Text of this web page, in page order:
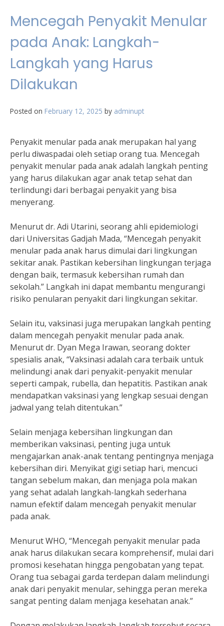
Mencegah Penyakit Menular
pada Anak: Langkah-
Langkah yang Harus
Dilakukan
Posted on February 12, 2025 by adminupt
Penyakit menular pada anak merupakan hal yang
perlu diwaspadai oleh setiap orang tua. Mencegah
penyakit menular pada anak adalah langkah penting
yang harus dilakukan agar anak tetap sehat dan
terlindungi dari berbagai penyakit yang bisa
menyerang.
Menurut dr. Adi Utarini, seorang ahli epidemiologi
dari Universitas Gadjah Mada, “Mencegah penyakit
menular pada anak harus dimulai dari lingkungan
sekitar anak. Pastikan kebersihan lingkungan terjaga
dengan baik, termasuk kebersihan rumah dan
sekolah.” Langkah ini dapat membantu mengurangi
risiko penularan penyakit dari lingkungan sekitar.
Selain itu, vaksinasi juga merupakan langkah penting
dalam mencegah penyakit menular pada anak.
Menurut dr. Dyan Mega Irawan, seorang dokter
spesialis anak, “Vaksinasi adalah cara terbaik untuk
melindungi anak dari penyakit-penyakit menular
seperti campak, rubella, dan hepatitis. Pastikan anak
mendapatkan vaksinasi yang lengkap sesuai dengan
jadwal yang telah ditentukan.”
Selain menjaga kebersihan lingkungan dan
memberikan vaksinasi, penting juga untuk
mengajarkan anak-anak tentang pentingnya menjaga
kebersihan diri. Menyikat gigi setiap hari, mencuci
tangan sebelum makan, dan menjaga pola makan
yang sehat adalah langkah-langkah sederhana
namun efektif dalam mencegah penyakit menular
pada anak.
Menurut WHO, “Mencegah penyakit menular pada
anak harus dilakukan secara komprehensif, mulai dari
promosi kesehatan hingga pengobatan yang tepat.
Orang tua sebagai garda terdepan dalam melindungi
anak dari penyakit menular, sehingga peran mereka
sangat penting dalam menjaga kesehatan anak.”